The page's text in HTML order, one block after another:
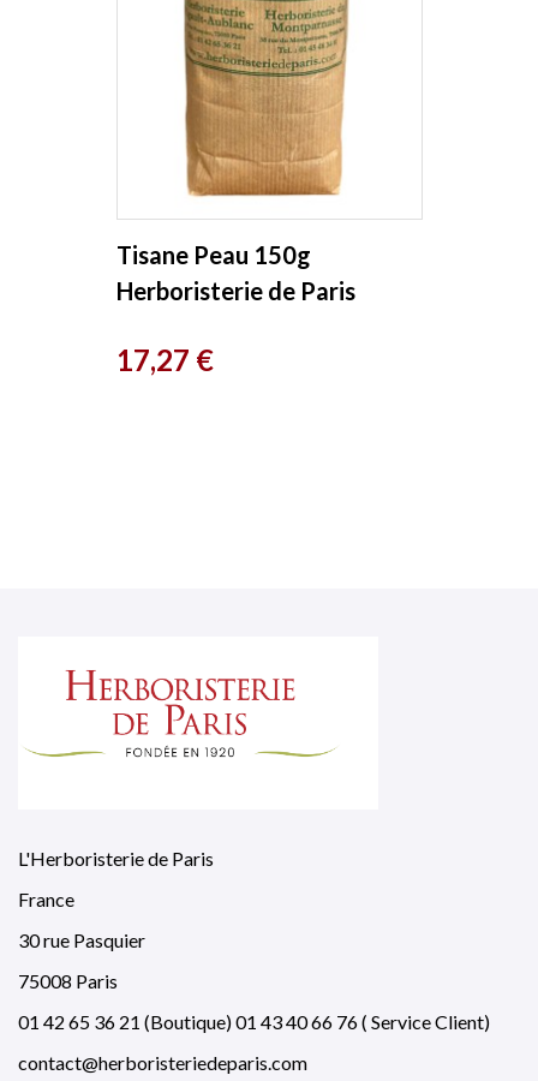
Tisane Peau 150g
Herboristerie de Paris
Prix
17,27 €
L'Herboristerie de Paris
France
30 rue Pasquier
75008 Paris
01 42 65 36 21 (Boutique) 01 43 40 66 76 ( Service Client)
contact@herboristeriedeparis.com